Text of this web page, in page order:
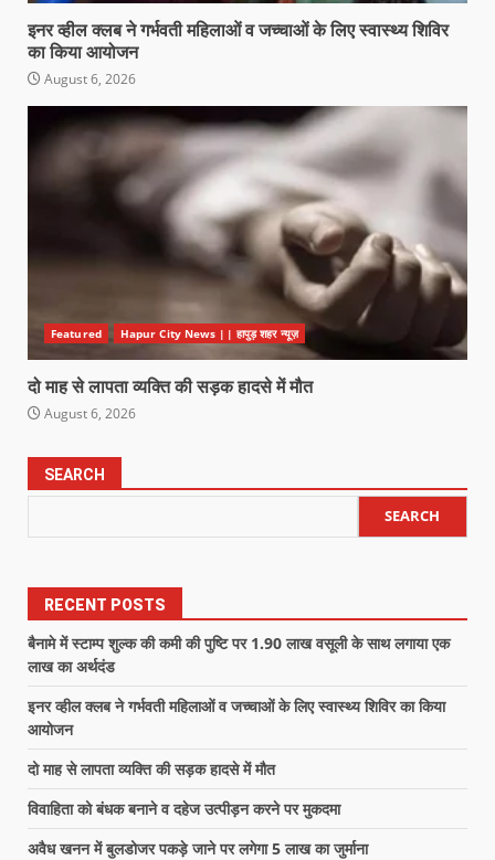
इनर व्हील क्लब ने गर्भवती महिलाओं व जच्चाओं के लिए स्वास्थ्य शिविर
का किया आयोजन
August 6, 2026
Featured Hapur City News || हापुड़ शहर न्यूज़
दो माह से लापता व्यक्ति की सड़क हादसे में मौत
August 6, 2026
SEARCH
SEARCH
RECENT POSTS
बैनामे में स्टाम्प शुल्क की कमी की पुष्टि पर 1.90 लाख वसूली के साथ लगाया एक
लाख का अर्थदंड
इनर व्हील क्लब ने गर्भवती महिलाओं व जच्चाओं के लिए स्वास्थ्य शिविर का किया
आयोजन
दो माह से लापता व्यक्ति की सड़क हादसे में मौत
विवाहिता को बंधक बनाने व दहेज उत्पीड़न करने पर मुकदमा
अवैध खनन में बुलडोजर पकड़े जाने पर लगेगा 5 लाख का जुर्माना